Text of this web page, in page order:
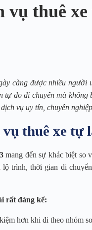
vụ thuê
càng được nhiều người
tự do di chuyển mà
vụ uy tín, chuyên
thuê xe tự
mang đến sự khác biệt so
trình, thời gian di
rất đáng kể:
hơn khi đi theo nhóm